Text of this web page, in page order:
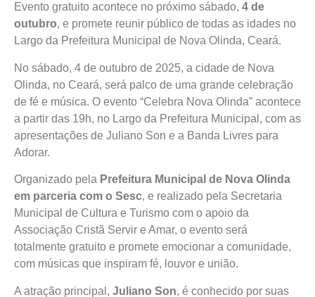
Evento gratuito acontece no próximo sábado, 4 de
outubro, e promete reunir público de todas as idades no
Largo da Prefeitura Municipal de Nova Olinda, Ceará.
No sábado, 4 de outubro de 2025, a cidade de Nova
Olinda, no Ceará, será palco de uma grande celebração
de fé e música. O evento “Celebra Nova Olinda” acontece
a partir das 19h, no Largo da Prefeitura Municipal, com as
apresentações de Juliano Son e a Banda Livres para
Adorar.
Organizado pela Prefeitura Municipal de Nova Olinda
em parceria com o Sesc, e realizado pela Secretaria
Municipal de Cultura e Turismo com o apoio da
Associação Cristã Servir e Amar, o evento será
totalmente gratuito e promete emocionar a comunidade,
com músicas que inspiram fé, louvor e união.
A atração principal, Juliano Son, é conhecido por suas